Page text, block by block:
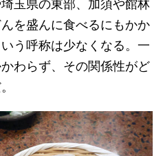
玉県の東部、加須や館林
を盛んに食べるにもかか
う呼称は少なくなる。一
わらず、その関係性がど